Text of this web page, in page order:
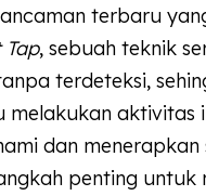
terbaru
Tap, sebuah teknik
terdeteksi,
aktivitas
dan
penting